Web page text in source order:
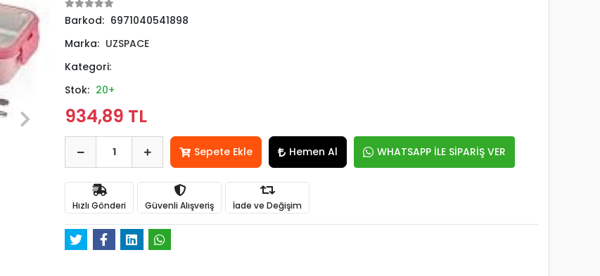
Barkod: 6971040541898
Marka: UZSPACE
Kategori:
Stok: 20+
934,89 TL
Sepete Ekle Hemen Al WHATSAPP İLE SİPARİŞ VER
Hızlı Gönderi Güvenli Alışveriş İade ve Değişim